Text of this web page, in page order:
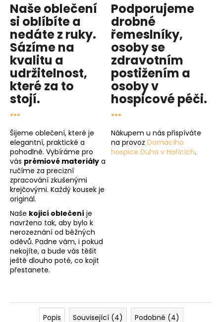
Naše oblečení
si oblíbíte a
nedáte z ruky.
Sázíme na
kvalitu a
udržitelnost,
které za to
stojí.
...
Šijeme oblečení, které je
elegantní, praktické a
pohodlné. Vybíráme pro
vás prémiové materiály a
ručíme za precizní
zpracování zkušenými
krejčovými. Každý kousek je
originál.
Naše kojicí oblečení je
navrženo tak, aby bylo k
nerozeznání od běžných
oděvů. Padne vám, i pokud
nekojíte, a bude vás těšit
ještě dlouho poté, co kojit
přestanete.
Podporujeme
drobné
řemeslníky,
osoby se
zdravotním
postižením a
osoby v
hospicové péči.
...
Nákupem u nás přispíváte
na provoz Domácího
hospice Duha v Hořicích.
Popis Související (4) Podobné (4)